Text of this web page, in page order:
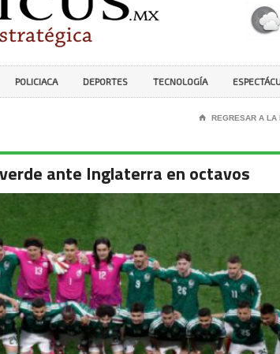
POLICIACA DEPORTES TECNOLOGÍA
⌂ REGRESAR A LA
ante Inglaterra en octavos